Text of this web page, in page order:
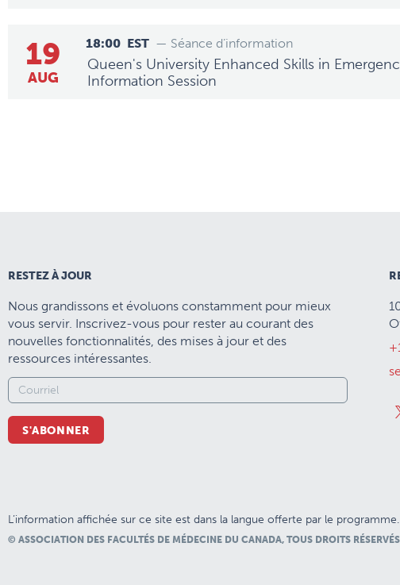
19
AUG
18:00 EST — Séance d’information
Queen's University Enhanced Skills in
Information Session
RESTEZ À JOUR
Nous grandissons et évoluons constamment pour mieux
vous servir. Inscrivez-vous pour rester au courant des
nouvelles fonctionnalités, des mises à jour et des
ressources intéressantes.
S'ABONNER
L’information affichée sur ce site est dans la langue offerte par le programme.
© ASSOCIATION DES FACULTÉS DE MÉDECINE DU CANADA, TOUS DROITS